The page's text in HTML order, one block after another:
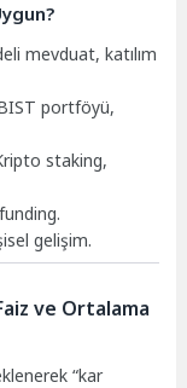
mevduat, katılım
portföyü,
staking,
gelişim.
ve Ortalama
“kar